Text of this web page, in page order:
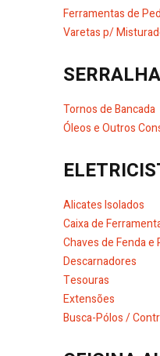
Ferramentas de
Varetas p/
Tornos de Bancada
Óleos e Outros
Alicates Isolados
Caixa de
Chaves de Fenda e
Descarnadores
Tesouras
Extensões
Busca-Pólos /